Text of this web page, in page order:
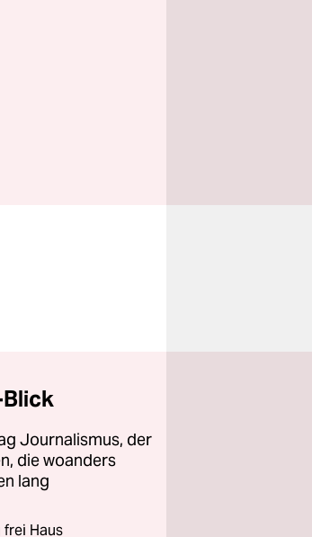
Journalismus, der
die woanders
lang
Haus